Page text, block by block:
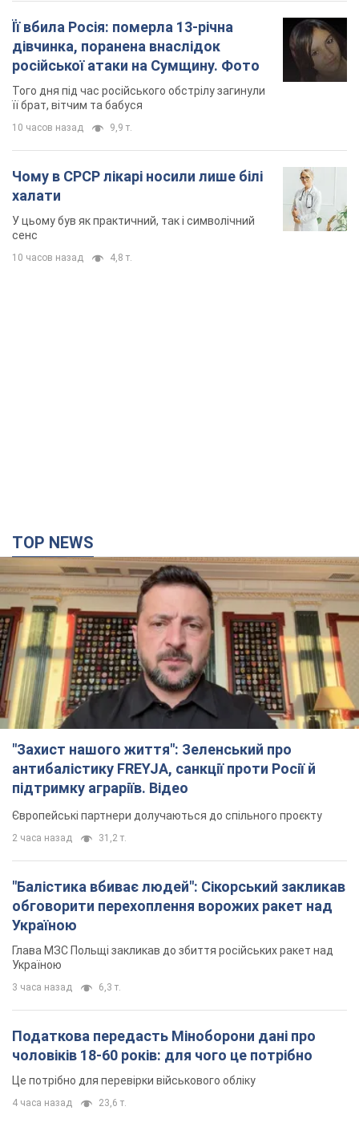
Її вбила Росія: померла 13-річна
дівчинка, поранена внаслідок
російської атаки на Сумщину. Фото
Того дня під час російського обстрілу загинули
її брат, вітчим та бабуся
10 часов назад 9,9 т.
Чому в СРСР лікарі носили лише білі
халати
У цьому був як практичний, так і символічний
сенс
10 часов назад 4,8 т.
TOP NEWS
"Захист нашого життя": Зеленський про
антибалістику FREYJA, санкції проти Росії й
підтримку аграріїв. Відео
Європейські партнери долучаються до спільного проєкту
2 часа назад 31,2 т.
"Балістика вбиває людей": Сікорський закликав
обговорити перехоплення ворожих ракет над
Україною
Глава МЗС Польщі закликав до збиття російських ракет над
Україною
3 часа назад 6,3 т.
Податкова передасть Міноборони дані про
чоловіків 18-60 років: для чого це потрібно
Це потрібно для перевірки військового обліку
4 часа назад 23,6 т.